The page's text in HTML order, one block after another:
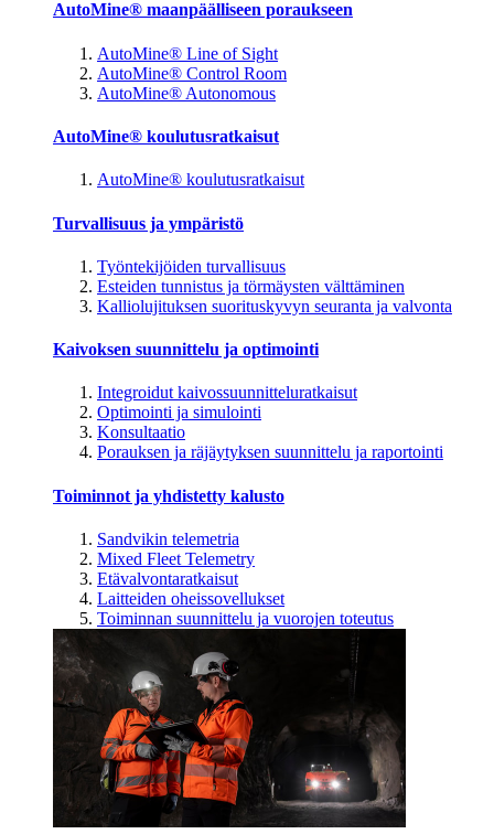
AutoMine® maanpäälliseen poraukseen
AutoMine® Line of Sight
AutoMine® Control Room
AutoMine® Autonomous
AutoMine® koulutusratkaisut
AutoMine® koulutusratkaisut
Turvallisuus ja ympäristö
Työntekijöiden turvallisuus
Esteiden tunnistus ja törmäysten välttäminen
Kalliolujituksen suorituskyvyn seuranta ja valvonta
Kaivoksen suunnittelu ja optimointi
Integroidut kaivossuunnitteluratkaisut
Optimointi ja simulointi
Konsultaatio
Porauksen ja räjäytyksen suunnittelu ja raportointi
Toiminnot ja yhdistetty kalusto
Sandvikin telemetria
Mixed Fleet Telemetry
Etävalvontaratkaisut
Laitteiden oheissovellukset
Toiminnan suunnittelu ja vuorojen toteutus